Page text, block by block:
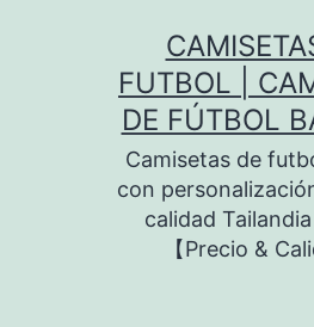
FUTBOL |
DE FÚTBOL
Camisetas de
con
calidad
【Precio &